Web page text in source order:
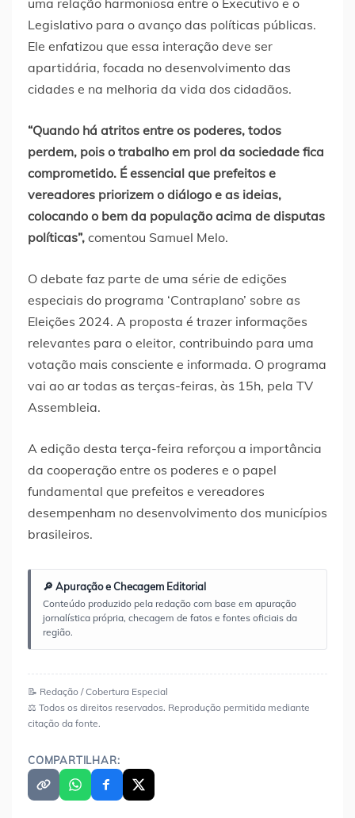
uma relação harmoniosa entre o Executivo e o
Legislativo para o avanço das políticas públicas.
Ele enfatizou que essa interação deve ser
apartidária, focada no desenvolvimento das
cidades e na melhoria da vida dos cidadãos.
“Quando há atritos entre os poderes, todos
perdem, pois o trabalho em prol da sociedade fica
comprometido. É essencial que prefeitos e
vereadores priorizem o diálogo e as ideias,
colocando o bem da população acima de disputas
políticas”, comentou Samuel Melo.
O debate faz parte de uma série de edições
especiais do programa ‘Contraplano’ sobre as
Eleições 2024. A proposta é trazer informações
relevantes para o eleitor, contribuindo para uma
votação mais consciente e informada. O programa
vai ao ar todas as terças-feiras, às 15h, pela TV
Assembleia.
A edição desta terça-feira reforçou a importância
da cooperação entre os poderes e o papel
fundamental que prefeitos e vereadores
desempenham no desenvolvimento dos municípios
brasileiros.
🔎 Apuração e Checagem Editorial
Conteúdo produzido pela redação com base em apuração
jornalística própria, checagem de fatos e fontes oficiais da
região.
📝 Redação / Cobertura Especial
⚖️ Todos os direitos reservados. Reprodução permitida mediante
citação da fonte.
COMPARTILHAR: